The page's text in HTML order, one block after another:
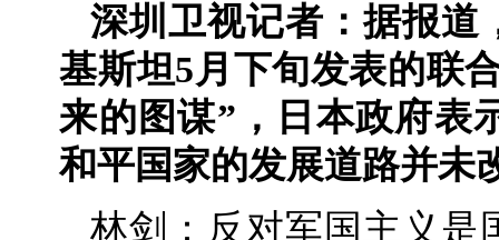
深圳卫视记者：据报道
基斯坦5月下旬发表的联
来的图谋”，日本政府表
和平国家的发展道路并未
林剑：反对军国主义是